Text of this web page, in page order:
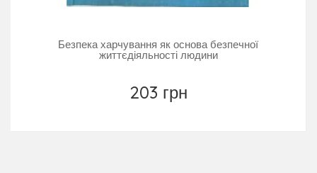
Безпека харчування як основа безпечної
життєдіяльності людини
203 грн